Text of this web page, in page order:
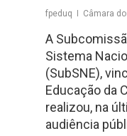
fpeduq Câmara
A
Sistema
(SubSNE),
Educação da
realizou, na
audiência